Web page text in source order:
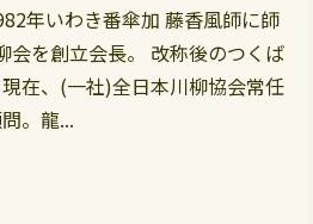
年いわき番傘加 藤香風師に師
会を創立会長。 改称後のつくば
在、(一社)全日本川柳協会常任
。龍...